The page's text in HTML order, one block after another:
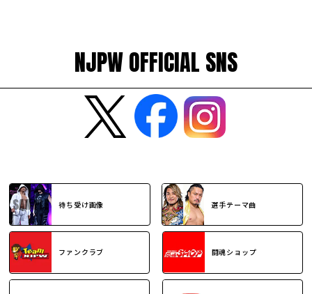
NJPW OFFICIAL SNS
待ち受け画像 選手テーマ曲
ファンクラブ 闘魂ショップ